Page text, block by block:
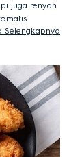
juga renyah
Selengkapnya